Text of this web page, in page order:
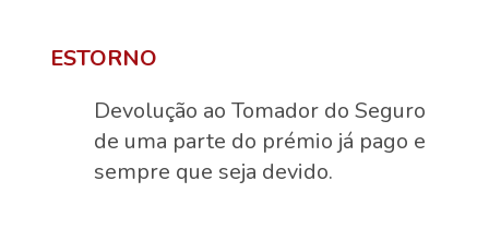
ESTORNO
Devolução ao Tomador do Seguro
de uma parte do prémio já pago e
sempre que seja devido.